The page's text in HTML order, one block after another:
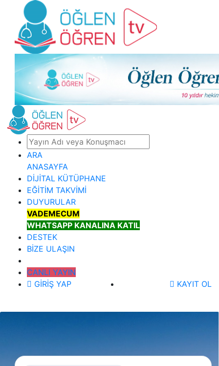
ARA
ANASAYFA
DİJİTAL KÜTÜPHANE
EĞİTİM TAKVİMİ
DUYURULAR
VADEMECUM
WHATSAPP KANALINA KATIL
DESTEK
BİZE ULAŞIN
CANLI YAYIN
GİRİŞ YAP
KAYIT OL